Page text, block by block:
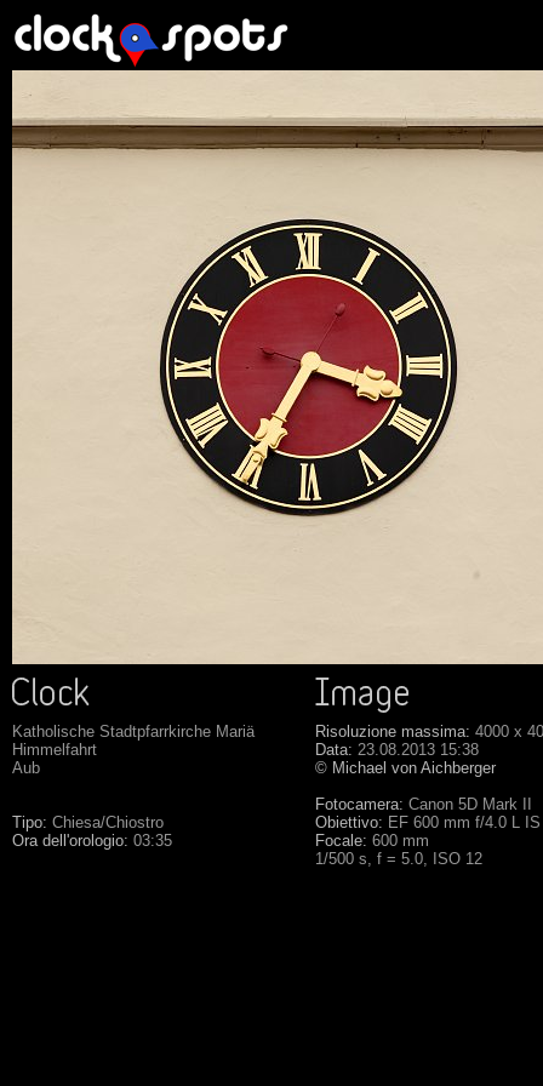
Katholische Stadtpfarrkirche Mariä
Himmelfahrt
Aub
Tipo: Chiesa/Chiostro
Ora dell'orologio: 03:35
Risoluzione massima: 4000 x
Data: 23.08.2013 15:38
© Michael von Aichberger
Fotocamera: Canon 5D Mark II
Obiettivo: EF 600 mm f/4.0 L
Focale: 600 mm
1/500 s, f = 5.0, ISO 12